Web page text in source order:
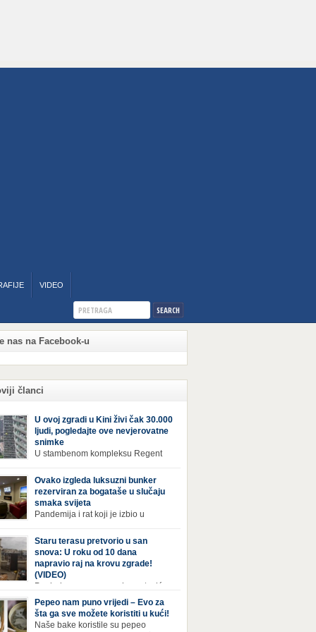
VIDEO
nas na Facebook-u
članci
U ovoj zgradi u Kini živi čak 30.000
ljudi, pogledajte ove nevjerovatne
snimke
U stambenom kompleksu Regent
Century Cityju u poslovnoj četvrti
u Kini, trenutno živi gotovo 30 hiljada
koji nikad ne moraju izaći iz njega. Naime, s
na to da unutar zgrade mogu pronaći sve
koje im zatrebaju, stanari ovog
ako […]
Ovako izgleda luksuzni bunker
rezerviran za bogataše u slučaju
smaka svijeta
Pandemija i rat koji je izbio u
od katastrofa koje mogu zadesiti svijet
poznajemo. I dok se većina ljudi nada da
u svijetu neće postati još gora te da su
nuklearnim oružjem isprazne, ima i onih
spremaju za najgori scenariji. Naime,
Staru terasu pretvorio u san
snova: U roku od 10 dana
napravio raj na krovu zgrade!
(VIDEO)
Pogled na ovu prepravku, ostaviće
daha Život na zadnjem spratu zgrade ima
prednosti, ali i mana. Izloženost kiši, suncu,
i snijegu čini da se materijali brže troše, a
Pepeo nam puno vrijedi – Evo za
šta ga sve možete koristiti u kući!
Naše bake koristile su pepeo